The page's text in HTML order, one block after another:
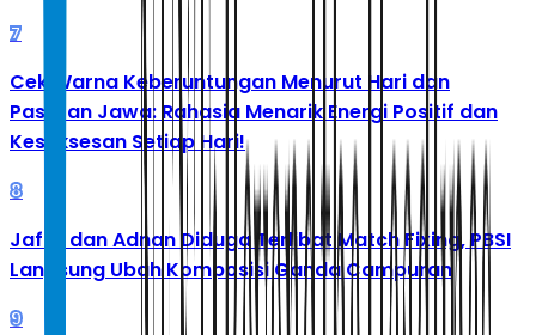
7
Cek Warna Keberuntungan Menurut Hari dan
Pasaran Jawa: Rahasia Menarik Energi Positif dan
Kesuksesan Setiap Hari!
8
Jafar dan Adnan Diduga Terlibat Match Fixing, PBSI
Langsung Ubah Komposisi Ganda Campuran
9